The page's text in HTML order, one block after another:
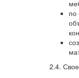
по
2.4.